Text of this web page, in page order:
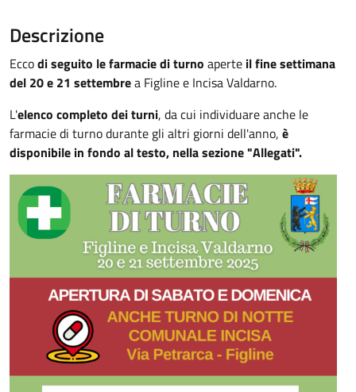
Descrizione
Eccodi seguito le farmacie di turno aperte il fine settimana
del 20 e 21 settembrea Figline e Incisa Valdarno.
L'elenco completo dei turni, da cui individuare anche le
farmacie di turno durante gli altri giorni dell'anno, è
disponibile in fondo al testo, nella sezione "Allegati".